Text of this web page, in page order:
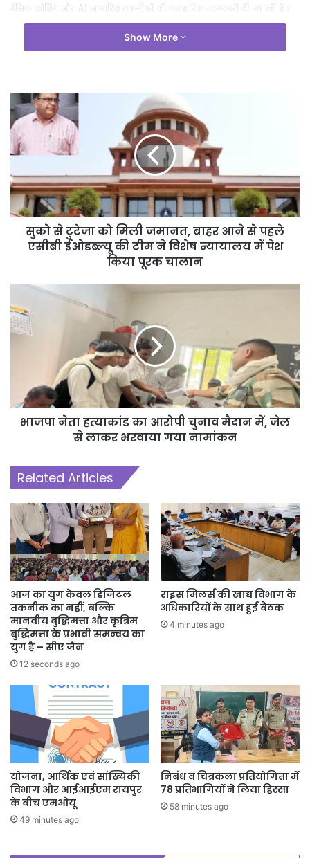
बेसिक कोडिंग और AI आधारित तकनीकों की व्यवहारिक जानकारी दी जा रही है।
Show More
सुको से टुटेजा को मिली जमानत, बाहर आने से पहले
एसीबी ईओडब्ल्यू की टीम ने विशेष न्यायालय में पेश
किया पूरक चालान
भाजपा नेता हत्याकांड का आरोपी चुनाव मैदान में, जेल
से लाकर भरवाया गया नामांकन
Related Articles
आज का युग केवल डिजिटल
तकनीक का नहीं, बल्कि
मानवीय बुद्धिमत्ता और कृत्रिम
बुद्धिमत्ता के प्रभावी समन्वय का
युग है – सीए जैन
12 seconds ago
राइस मिलर्स की खाद्य विभाग के
अधिकारियों के साथ हुई बैठक
4 minutes ago
योजना, आर्थिक एवं सांख्यिकी
विभाग और आईआईएम रायपुर
के बीच एमओयू
49 minutes ago
निबंध व चित्रकला प्रतियोगिता में
78 प्रतिभागियों ने लिया हिस्सा
58 minutes ago